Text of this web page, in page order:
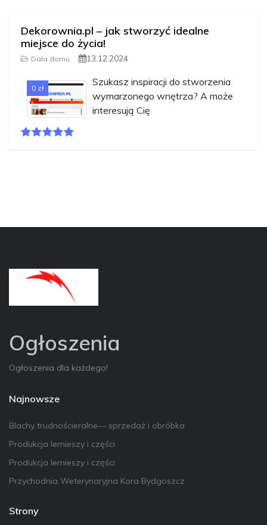
Dekorownia.pl – jak stworzyć idealne
miejsce do życia!
Dala domu 13.12.2024
0 zł
Szukasz inspiracji do stworzenia
wymarzonego wnętrza? A może
interesują Cię
Ogłoszenia
Ogłoszenia dla każdego!
Najnowsze
Blachy trudnościeralne— sprzedaż i obróbka
Produkcja lemieszy i części
Produkcja lemieszy i części
Przychodnia Weterynaryjna Kora Bydgoszcz
Strony